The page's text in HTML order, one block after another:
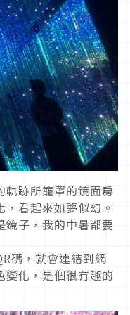
軌跡所籠罩的鏡面房
看起來如夢似幻。
鏡子，我的中暑都要
碼，就會連結到網
變化，是個很有趣的